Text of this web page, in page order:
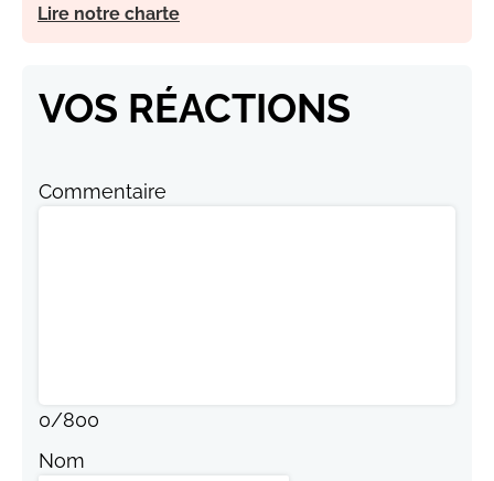
Lire notre charte
VOS RÉACTIONS
Commentaire
0/800
Nom